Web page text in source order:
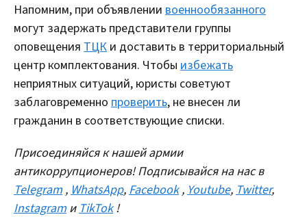
Напомним, при объявлении военнообязанного
могут задержать представители группы
оповещения ТЦК и доставить в территориальный
центр комплектования. Чтобы избежать
неприятных ситуаций, юристы советуют
заблаговременно проверить, не внесен ли
гражданин в соответствующие списки.
Присоединяйся к нашей армии
антикоррупционеров! Подписывайся на нас в
Telegram , WhatsApp, Facebook , Youtube, Twitter,
Instagram и TikTok!